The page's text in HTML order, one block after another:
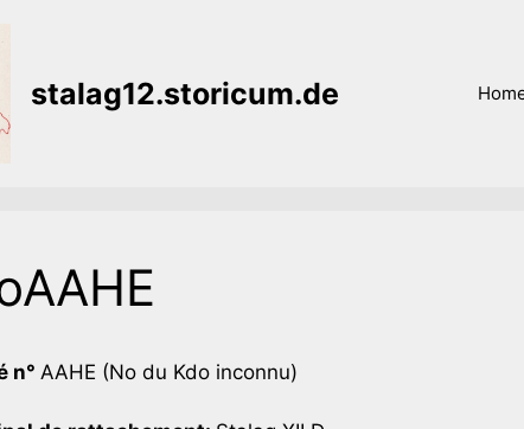
stalag12.storicum.de
n° AAHE (No du Kdo inconnu)